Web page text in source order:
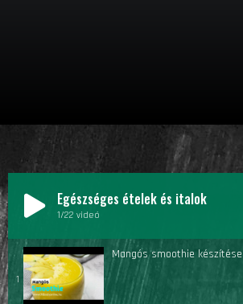
Egészséges ételek és italok
1/22 videó
1
Mangós smoothie készítése